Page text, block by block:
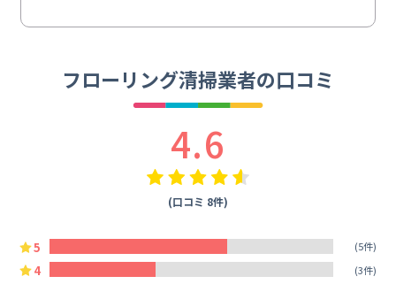
フローリング清掃業者の口コミ
4.6
(口コミ 8件)
5 (5件)
4 (3件)